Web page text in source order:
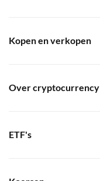
Kopen en verkopen
Over cryptocurrency
ETF's